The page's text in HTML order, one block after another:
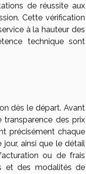
de réussite aux
Cette vérification
à la hauteur des
technique sont
dès le départ. Avant
des prix
précisément chaque
ainsi que le détail
ou de frais
et des modalités de